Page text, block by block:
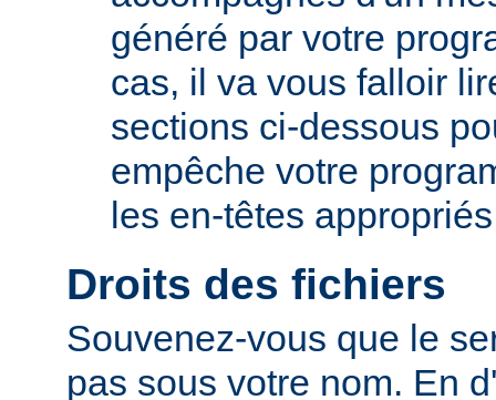
généré par votre
cas, il va vous falloir
sections ci-dessous
empêche votre
les en-têtes
Droits des fichiers
Souvenez-vous que le
pas sous votre nom. En